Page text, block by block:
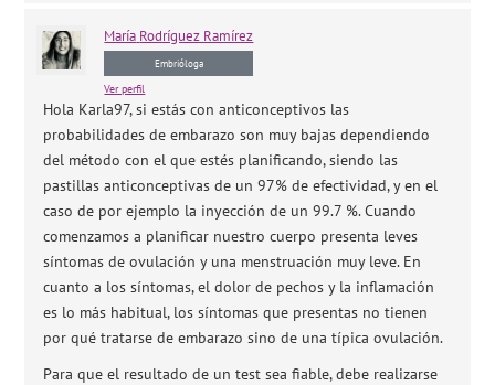
María Rodríguez Ramírez
Embrióloga
Ver perfil
Hola Karla97, si estás con anticonceptivos las
probabilidades de embarazo son muy bajas dependiendo
del método con el que estés planificando, siendo las
pastillas anticonceptivas de un 97% de efectividad, y en el
caso de por ejemplo la inyección de un 99.7 %. Cuando
comenzamos a planificar nuestro cuerpo presenta leves
síntomas de ovulación y una menstruación muy leve. En
cuanto a los síntomas, el dolor de pechos y la inflamación
es lo más habitual, los síntomas que presentas no tienen
por qué tratarse de embarazo sino de una típica ovulación.
Para que el resultado de un test sea fiable, debe realizarse